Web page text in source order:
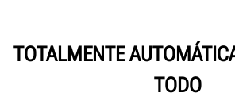
TOTALMENTE
TODO